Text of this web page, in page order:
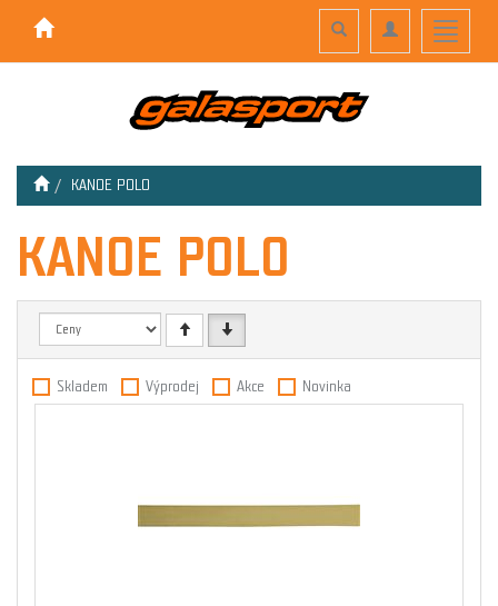
Toggle
Toggle
navigation
Toggle
search
KANOE POLO
KANOE POLO
Skladem Výprodej Akce Novinka